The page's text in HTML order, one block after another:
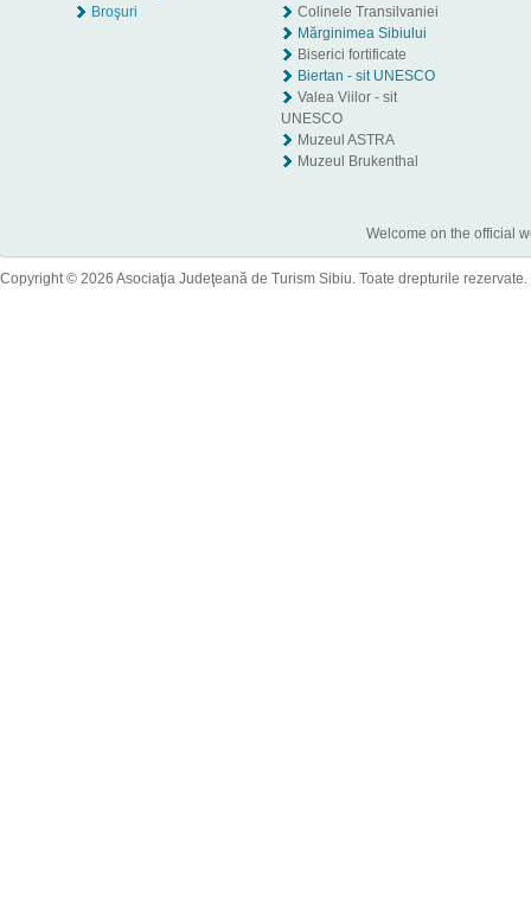
Broşuri
Colinele Transilvaniei
Mărginimea Sibiului
Biserici fortificate
Biertan - sit UNESCO
Valea Viilor - sit
UNESCO
Muzeul ASTRA
Muzeul Brukenthal
Welcome on the official
Copyright © 2026 Asociaţia Judeţeană de Turism Sibiu. Toate drepturile rezervate.